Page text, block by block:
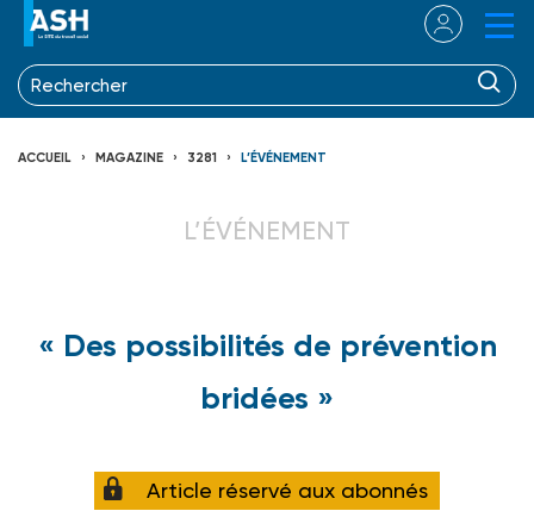
ACCUEIL MAGAZINE 3281 L’ÉVÉNEMENT
L’ÉVÉNEMENT
« Des possibilités de prévention
bridées »
Article réservé aux abonnés